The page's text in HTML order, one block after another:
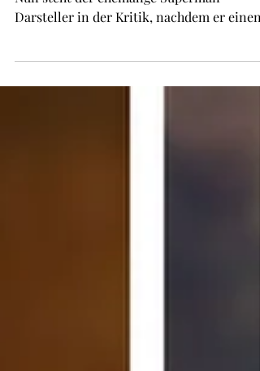
Dean Cain spielte einst den Mann aus